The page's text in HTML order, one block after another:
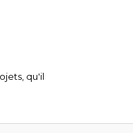
qu'il